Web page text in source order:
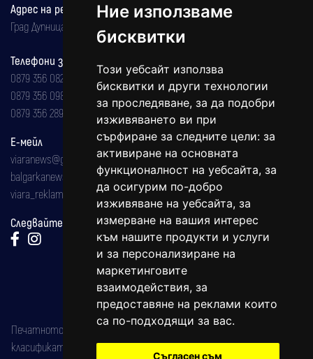
Ние използваме
бисквитки
Този уебсайт използва
бисквитки и други технологии
за проследяване, за да подобри
изживяването ви при
сърфиране за следните цели: за
активиране на основната
функционалност на уебсайта, за
да осигурим по-добро
изживяване на уебсайта, за
измерване на вашия интерес
към нашите продукти и услуги
и за персонализиране на
маркетинговите
взаимодействия, за
предоставяне на реклами които
са по-подходящи за вас.
Съгласен съм
Адрес на редакцията
Град Дупница, ул.''Христо Ботев" 43
Телефони за реклама и абонаменти
0879 356 082
0879 356 098
0879 356 289
Е-мейл
viaranews@gmail.com
balgarkanews@gmail.com
viara_reklama@mail.bg
Следвайте ни:
Печатното издание на вестника е регистрирано в националния
класификатор на печатните издания (Българска национална